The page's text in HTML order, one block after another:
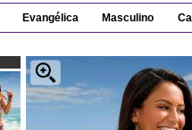
Evangélica Masculino